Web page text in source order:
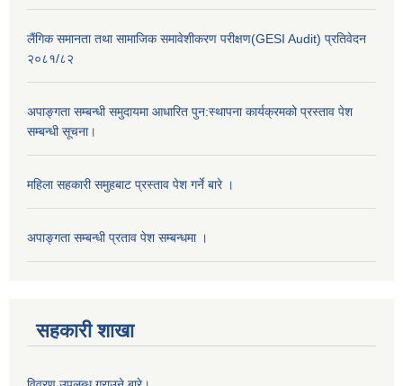
लैंगिक समानता तथा सामाजिक समावेशीकरण परीक्षण(GESI Audit) प्रतिवेदन
२०८१/८२
अपाङ्गता सम्बन्धी समुदायमा आधारित पुन:स्थापना कार्यक्रमको प्रस्ताव पेश
सम्बन्धी सूचना।
महिला सहकारी समुहबाट प्रस्ताव पेश गर्ने बारे ।
अपाङ्गता सम्बन्धी प्रताव पेश सम्बन्धमा ।
सहकारी शाखा